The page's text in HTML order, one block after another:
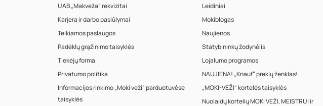
UAB „Makveža” rekvizitai
Karjera ir darbo pasiūlymai
Teikiamos paslaugos
Padėklų grąžinimo taisyklės
Tiekėjų forma
Privatumo politika
Informacijos rinkimo „Moki veži“ parduotuvėse
taisyklės
Leidiniai
Mokiblogas
Naujienos
Statybininkų žodynėlis
Lojalumo programos
NAUJIENA! „Knauf“ prekių ženklas!
„MOKI-VEŽI” kortelės taisyklės
Nuolaidų kortelių MOKI VEŽI, MEISTRUI ir